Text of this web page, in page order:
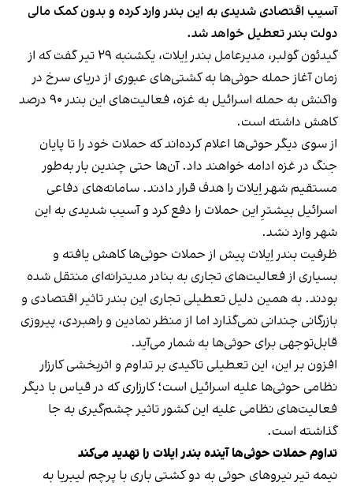
آسیب اقتصادی شدیدی به این بندر وارد کرده و بدون کمک مالی
دولت بندر تعطیل خواهد شد.
گیدئون گولبر، مدیرعامل بندر اِیلات، یکشنبه ۲۹ تیر گفت که از
زمان آغاز حمله حوثی‌ها به کشتی‌های عبوری از دریای سرخ در
واکنش به حمله اسرائیل به غزه، فعالیت‌های این بندر ۹۰ درصد
کاهش داشته است.
از سوی دیگر حوثی‌ها اعلام کرده‌اند که حملات خود را تا پایان
جنگ در غزه ادامه خواهند داد. آن‌ها حتی چندین بار به‌طور
مستقیم شهر اِیلات را هدف قرار دادند. سامانه‌های دفاعی
اسرائیل بیشترِ این حملات را دفع کرد و آسیب شدیدی به این
شهر وارد نشد.
ظرفیت بندر اِیلات پیش از حملات حوثی‌ها کاهش یافته و
بسیاری از فعالیت‌های تجاری به بنادر مدیترانه‌ای منتقل شده
بودند. به همین دلیل تعطیلی تجاری این بندر تاثیر اقتصادی و
بازرگانی چندانی نمی‌گذارد اما از منظر نمادین و راهبردی، پیروزی
قابل‌توجهی برای حوثی‌ها به شمار می‌آید.
افزون بر این، این تعطیلی تاکیدی بر تداوم و اثربخشی کارزار
نظامی حوثی‌ها علیه اسرائیل است؛ کارزاری که در قیاس با دیگر
فعالیت‌های نظامی علیه این کشور تاثیر چشم‌گیری به جا
گذاشته است.
تداوم حملات حوثی‌ها آینده بندر ایلات را تهدید می‌کند
نیمه تیر نیروهای حوثی به دو کشتی باری با پرچم لیبریا به